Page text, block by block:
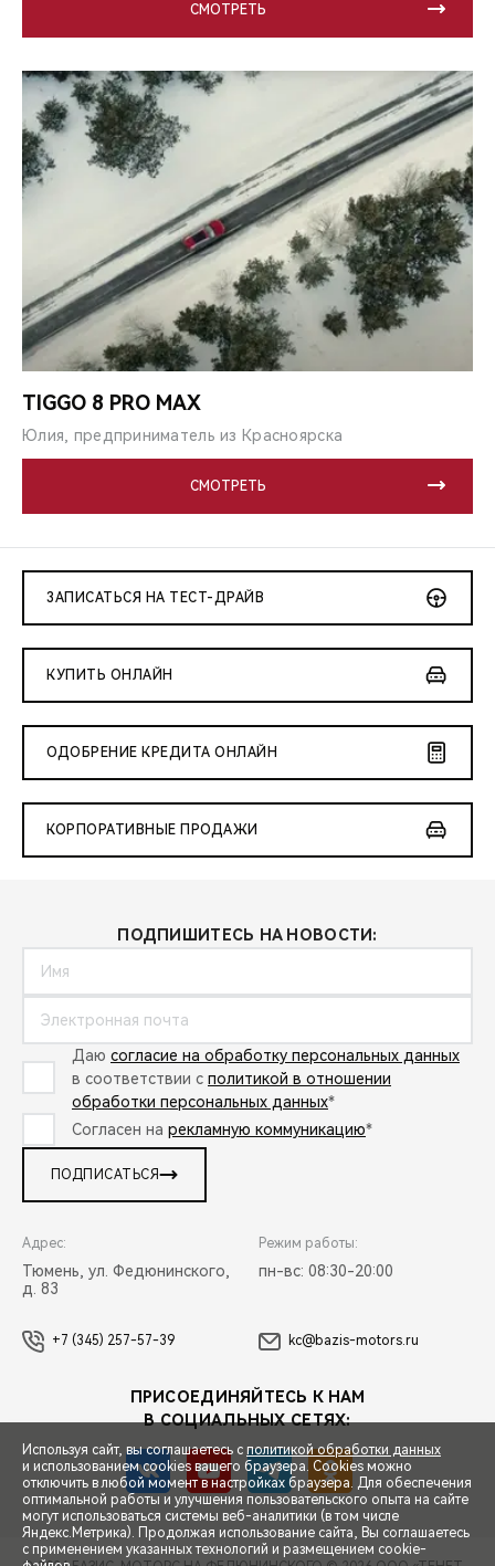
СПЕЦПРЕДЛОЖЕНИЯ
СМОТРЕТЬ
TIGGO 8 PRO MAX
Юлия, предприниматель из Красноярска
СМОТРЕТЬ
ЗАПИСАТЬСЯ НА ТЕСТ-ДРАЙВ
КУПИТЬ ОНЛАЙН
ОДОБРЕНИЕ КРЕДИТА ОНЛАЙН
КОРПОРАТИВНЫЕ ПРОДАЖИ
ПОДПИШИТЕСЬ НА НОВОСТИ:
Даю согласие на обработку персональных данных
в соответствии с политикой в отношении
обработки персональных данных*
Согласен на рекламную коммуникацию*
ПОДПИСАТЬСЯ
Адрес:
Тюмень, ул. Федюнинского,
д. 83
Режим работы:
пн-вс: 08:30-20:00
+7 (345) 257-57-39 kc@bazis-motors.ru
ПРИСОЕДИНЯЙТЕСЬ К НАМ
В СОЦИАЛЬНЫХ СЕТЯХ:
Используя сайт, вы соглашаетесь с политикой обработки данных
и использованием cookies вашего браузера. Cookies можно
отключить в любой момент в настройках браузера. Для обеспечения
оптимальной работы и улучшения пользовательского опыта на сайте
могут использоваться системы веб-аналитики (в том числе
Яндекс.Метрика). Продолжая использование сайта, Вы соглашаетесь
с применением указанных технологий и размещением cookie-